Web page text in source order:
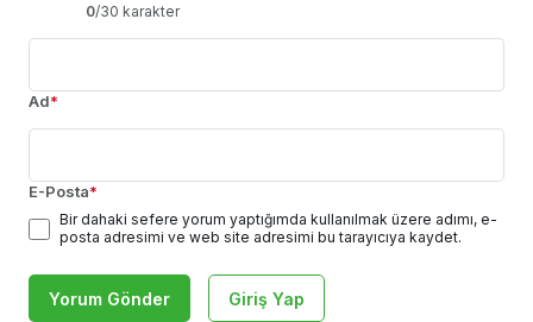
0/30 karakter
Ad*
E-Posta*
Bir dahaki sefere yorum yaptığımda kullanılmak üzere adımı, e-
posta adresimi ve web site adresimi bu tarayıcıya kaydet.
Yorum Gönder Giriş Yap